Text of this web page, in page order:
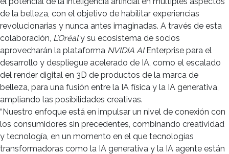
de la belleza, con el objetivo de habilitar experiencias
revolucionarias y nunca antes imaginadas. A través de esta
colaboración, L’Oréaly su ecosistema de socios
aprovecharán la plataforma NVIDIA AIEnterprise para el
desarrollo y despliegue acelerado de IA, como el escalado
del render digital en 3D de productos de la marca de
belleza, para una fusión entre la IA física y la IA generativa,
ampliando las posibilidades creativas.
“Nuestro enfoque está en impulsar un nivel de conexión con
los consumidores sin precedentes, combinando creatividad
y tecnología, en un momento en el que tecnologías
transformadoras como la IA generativa y la IA agente están